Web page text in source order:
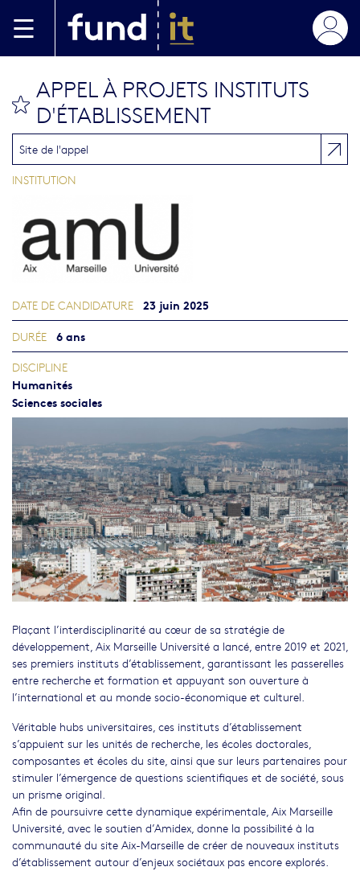
bookmark this
APPEL À PROJETS INSTITUTS
D'ÉTABLISSEMENT
Plaçant l’interdisciplinarité au cœur de sa stratégie de
développement, Aix Marseille Université a lancé, entre 2019 et 2021,
ses premiers instituts d’établissement, garantissant les passerelles
entre recherche et formation et appuyant son ouverture à
l’international et au monde socio-économique et culturel.
Véritable hubs universitaires, ces instituts d’établissement
s’appuient sur les unités de recherche, les écoles doctorales,
composantes et écoles du site, ainsi que sur leurs partenaires pour
stimuler l’émergence de questions scientifiques et de société, sous
un prisme original.
Afin de poursuivre cette dynamique expérimentale, Aix Marseille
Université, avec le soutien d’Amidex, donne la possibilité à la
communauté du site Aix-Marseille de créer de nouveaux instituts
d’établissement autour d’enjeux sociétaux pas encore explorés.
Site de l'appel
INSTITUTION
DATE DE CANDIDATURE 23 juin 2025
DURÉE 6 ans
DISCIPLINE
Humanités
Sciences sociales